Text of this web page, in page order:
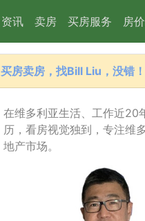
资讯 卖房 买房服务 房
买房卖房，找Bill Liu，没错！
在维多利亚生活、工作近20
历，看房视觉独到，专注维
地产市场。